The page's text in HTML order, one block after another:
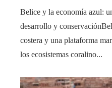
Belice y la economía azul:
desarrollo y
costera y una plataforma
los ecosistemas coralino...